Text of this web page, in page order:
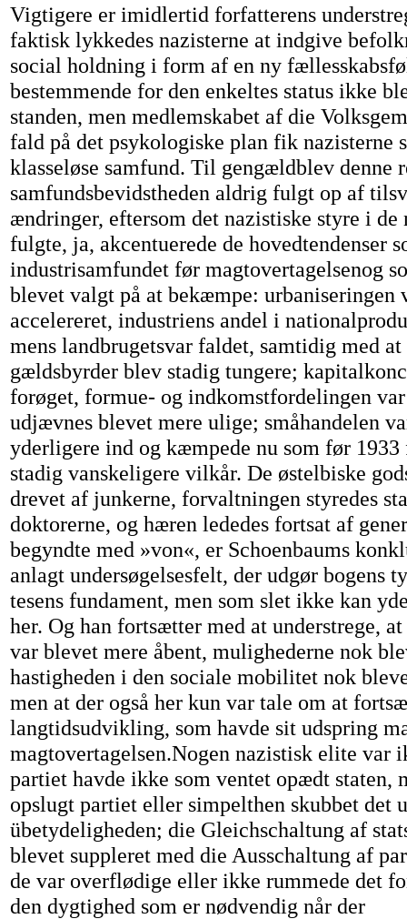
Vigtigere er imidlertid forfatterens
faktisk lykkedes nazisterne at indgive
social holdning i form af en ny
bestemmende for den enkeltes status ikke
standen, men medlemskabet af die
fald på det psykologiske plan fik nazisterne
klasseløse samfund. Til gengældblev denne
samfundsbevidstheden aldrig fulgt op af
ændringer, eftersom det nazistiske styre i de
fulgte, ja, akcentuerede de hovedtendenser
industrisamfundet før magtovertagelsenog
blevet valgt på at bekæmpe: urbaniseringen
accelereret, industriens andel i
mens landbrugetsvar faldet, samtidig med at
gældsbyrder blev stadig tungere;
forøget, formue- og indkomstfordelingen
udjævnes blevet mere ulige; småhandelen
yderligere ind og kæmpede nu som før
stadig vanskeligere vilkår. De østelbiske
drevet af junkerne, forvaltningen styredes
doktorerne, og hæren lededes fortsat af
begyndte med »von«, er Schoenbaums
anlagt undersøgelsesfelt, der udgør bogens
tesens fundament, men som slet ikke kan
her. Og han fortsætter med at understrege,
var blevet mere åbent, mulighederne nok
hastigheden i den sociale mobilitet nok
men at der også her kun var tale om at
langtidsudvikling, som havde sit udspring
magtovertagelsen.Nogen nazistisk elite var
partiet havde ikke som ventet opædt staten,
opslugt partiet eller simpelthen skubbet det
übetydeligheden; die Gleichschaltung af
blevet suppleret med die Ausschaltung af
de var overflødige eller ikke rummede det
den dygtighed som er nødvendig når der